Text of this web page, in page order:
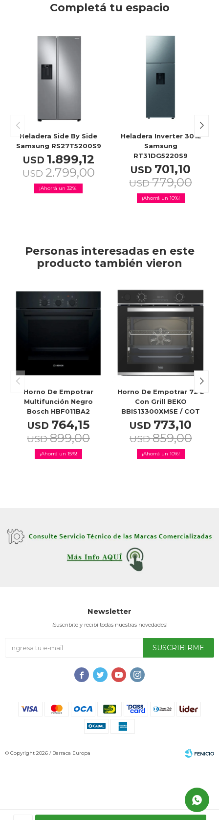
Completá tu espacio
Heladera Side By Side
Samsung RS27T5200S9
USD 1.899,12
USD 2.799,00
32
Heladera Inverter 301L
Samsung
RT31DG5220S9
USD 701,10
USD 779,00
10
Personas interesadas en este
producto también vieron
Horno De Empotrar
Multifunción Negro
Bosch HBF011BA2
USD 764,15
USD 899,00
15
Horno De Empotrar 72 L
Con Grill BEKO
BBIS13300XMSE / COT
USD 773,10
USD 859,00
10
Newsletter
¡Suscribite y recibí todas nuestras novedades!
SUSCRIBIRME
   
© Copyright 2026 / Barraca Europa